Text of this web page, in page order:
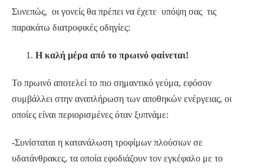
Συνεπώς, οι γονείς θα πρέπει να έχετε υπόψη σας τις
παρακάτω διατροφικές οδηγίες:
Η καλή μέρα από το πρωινό φαίνεται!
Το πρωινό αποτελεί το πιο σημαντικό γεύμα, εφόσον
συμβάλλει στην αναπλήρωση των αποθηκών ενέργειας, οι
οποίες είναι περιορισμένες όταν ξυπνάμε:
-Συνίσταται η κατανάλωση τροφίμων πλούσιων σε
υδατάνθρακες, τα οποία εφοδιάζουν τον εγκέφαλο με το